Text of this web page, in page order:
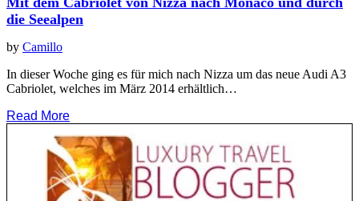
die Seealpen
by Camillo
In dieser Woche ging es für mich nach Nizza um das neue Audi A3
Cabriolet, welches im März 2014 erhältlich…
Read More